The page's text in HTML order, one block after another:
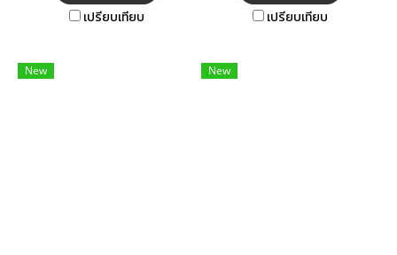
เปรียบเทียบ
เปรียบเทียบ
New New